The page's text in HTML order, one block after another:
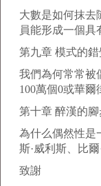
大數是如何抹
員能形成一個具
第九章 模式的
我們為何常常
100萬個0或華
第十章 醉漢的腳
為什么偶然性
斯·威利斯、比
致謝